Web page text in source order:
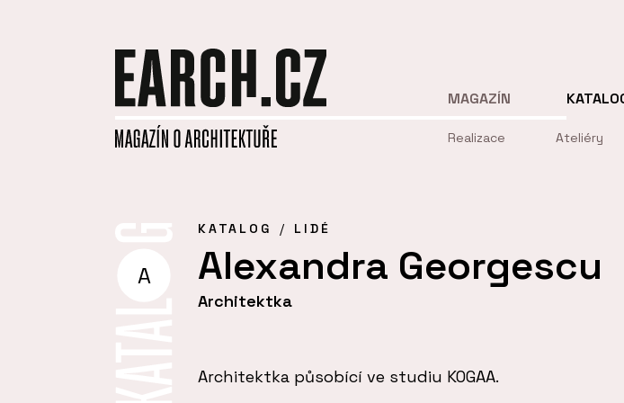
MAGAZÍN
Realizace Ateliéry
A
KATALOG LIDÉ
Alexandra Georgescu
Architektka
Architektka působící ve studiu KOGAA.